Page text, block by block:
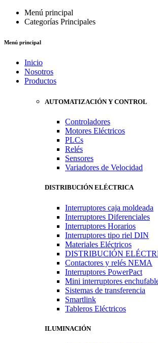
Menú principal
Categorías Principales
Menú principal
Inicio
Nosotros
Productos
AUTOMATIZACIÓN Y CONTROL
Controladores
Motores Eléctricos
PLCs
Relés
Sensores
Variadores de Velocidad
DISTRIBUCIÓN ELÉCTRICA
Interruptores caja moldeada
Interruptores Diferenciales
Interruptores Horarios
Interruptores tipo riel DIN
Materiales Eléctricos
DISTRIBUCIÓN
Contactores y relés NEMA
Interruptores PowerPact
Mini interruptores
Sistemas de transferencia
Smartlink
Tableros Eléctricos
ILUMINACIÓN